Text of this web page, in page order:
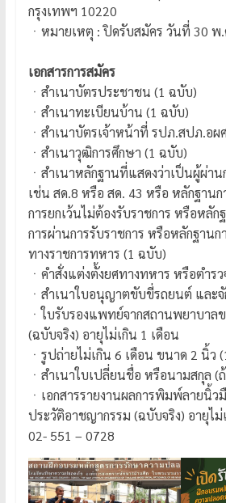
กรุงเทพฯ 10220
ㆍหมายเหตุ : ปิดรับสมัคร วันที่ 30 พ
เอกสารการสมัคร
ㆍสำเนาบัตรประชาชน (1 ฉบับ)
ㆍสำเนาทะเบียนบ้าน (1 ฉบับ)
ㆍสำเนาบัตรเจ้าหน้าที่ รปภ.สปภ.อผ
ㆍสำเนาวุฒิการศึกษา (1 ฉบับ)
ㆍสำเนาหลักฐานที่แสดงว่าเป็นผู้ผ่า
เช่น สด.8 หรือ สด. 43 หรือ หลักฐานก
การยกเว้นไม่ต้องรับราชการ หรือหลัก
การผ่านการรับราชการ หรือหลักฐาน
ทางราชการทหาร (1 ฉบับ)
ㆍคำสั่งแต่งตั้งยศทางทหาร หรือตำร
ㆍสำเนาใบอนุญาตขับขี่รถยนต์ และ
ㆍใบรับรองแพทย์จากสถานพยาบาล
(ฉบับจริง) อายุไม่เกิน 1 เดือน
ㆍรูปถ่ายไม่เกิน 6 เดือน ขนาด 2 นิ้ว
ㆍสำเนาใบเปลี่ยนชื่อ หรือนามสกุล (
ㆍเอกสารรายงานผลการพิมพ์ลายนิ้ว
ประวัติอาชญากรรม (ฉบับจริง) อายุไม่
02- 551 – 0728